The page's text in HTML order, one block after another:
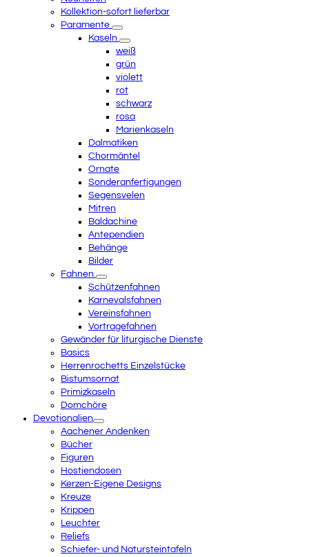
Kollektion-sofort lieferbar
Paramente
Kaseln
weiß
grün
violett
rot
schwarz
rosa
Marienkaseln
Dalmatiken
Chormäntel
Ornate
Sonderanfertigungen
Segensvelen
Mitren
Baldachine
Antependien
Behänge
Bilder
Fahnen
Schützenfahnen
Karnevalsfahnen
Vereinsfahnen
Vortragefahnen
Gewänder für liturgische Dienste
Basics
Herrenrochetts Einzelstücke
Bistumsornat
Primizkaseln
Domchöre
Devotionalien
Aachener Andenken
Bücher
Figuren
Hostiendosen
Kerzen-Eigene Designs
Kreuze
Krippen
Leuchter
Reliefs
Schiefer- und Natursteintafeln